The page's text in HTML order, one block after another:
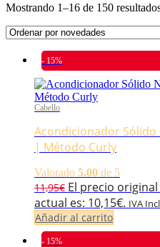
Mostrando 1–16 de 150
- 15%
Cabello
Acondicionador Sólido
| Método Curly
Valorado 5.00 de 5
11,95€ El precio original
actual es: 10,15€. IVA
Añadir al carrito
- 15%